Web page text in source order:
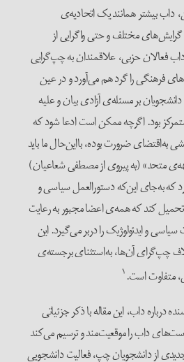
داب بیشتر همانند یک اتحادیه‌ی
مختلف و حتی واگرایی از
فعالان حزبی، علاقمندان به چپ‌گرایی
فرهنگی را گرد هم می‌آورد و در عین
بر مسئله‌ی آزادی بیان و علیه
متمرکز بود. اگرچه ممکن است ادعا شود که
به‌اقتضای ضرورت بوده، بااین‌حال ما باید
متحد» (به پیروی از مصطفی شعاعیان)
که به‌جای این‌که دستورالعمل سیاسی و
تحمیل کند که همه‌ی اعضا مجبور به رعایت
و ایدئولوژیک را دربر می‌گیرد. این
چپ‌گرای آن‌ها، به‌استثنای برجسته‌ی
متفاوت است.۱
درباره داب، این مقاله با ذکر جزئیاتی
داب را موقعیت‌مند و ترسیم می‌کند
از دانشجویان چپ، فعالیت دانشجویی